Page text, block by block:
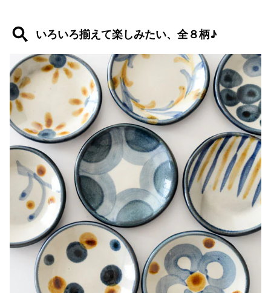
いろいろ揃えて楽しみたい、全８柄♪